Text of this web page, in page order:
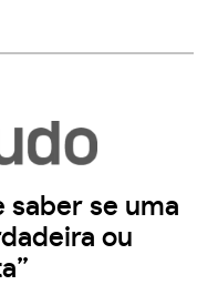
saber se uma
ou